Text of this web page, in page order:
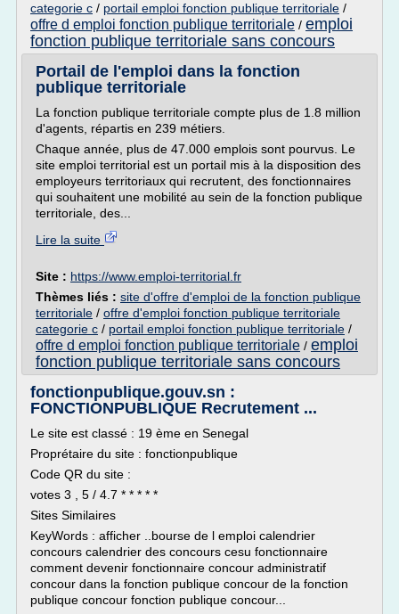
categorie c / portail emploi fonction publique territoriale /
offre d emploi fonction publique territoriale / emploi
fonction publique territoriale sans concours
Portail de l'emploi dans la fonction
publique territoriale
La fonction publique territoriale compte plus de 1.8 million
d'agents, répartis en 239 métiers.
Chaque année, plus de 47.000 emplois sont pourvus. Le
site emploi territorial est un portail mis à la disposition des
employeurs territoriaux qui recrutent, des fonctionnaires
qui souhaitent une mobilité au sein de la fonction publique
territoriale, des...
Lire la suite
Site : https://www.emploi-territorial.fr
Thèmes liés : site d'offre d'emploi de la fonction publique
territoriale / offre d'emploi fonction publique territoriale
categorie c / portail emploi fonction publique territoriale /
offre d emploi fonction publique territoriale / emploi
fonction publique territoriale sans concours
fonctionpublique.gouv.sn :
FONCTIONPUBLIQUE Recrutement ...
Le site est classé : 19 ème en Senegal
Proprétaire du site : fonctionpublique
Code QR du site :
votes 3 , 5 / 4.7 * * * * *
Sites Similaires
KeyWords : afficher ..bourse de l emploi calendrier
concours calendrier des concours cesu fonctionnaire
comment devenir fonctionnaire concour administratif
concour dans la fonction publique concour de la fonction
publique concour fonction publique concour...